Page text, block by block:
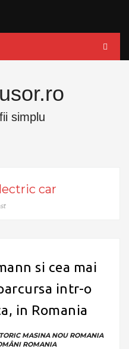
simplu
car
si cea mai
intr-o
in Romania
MASINA NOU ROMANIA
ROMANIA